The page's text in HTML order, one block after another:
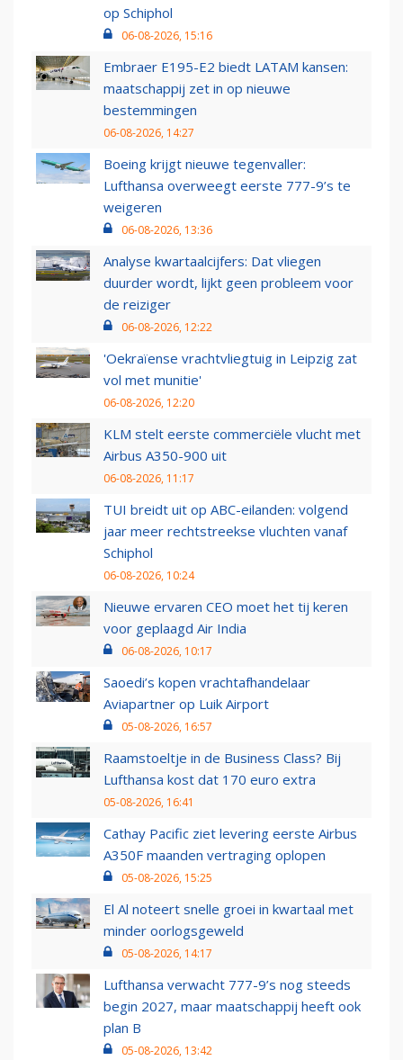
op Schiphol
06-08-2026, 15:16
Embraer E195-E2 biedt LATAM kansen:
maatschappij zet in op nieuwe
bestemmingen
06-08-2026, 14:27
Boeing krijgt nieuwe tegenvaller:
Lufthansa overweegt eerste 777-9’s te
weigeren
06-08-2026, 13:36
Analyse kwartaalcijfers: Dat vliegen
duurder wordt, lijkt geen probleem voor
de reiziger
06-08-2026, 12:22
'Oekraïense vrachtvliegtuig in Leipzig zat
vol met munitie'
06-08-2026, 12:20
KLM stelt eerste commerciële vlucht met
Airbus A350-900 uit
06-08-2026, 11:17
TUI breidt uit op ABC-eilanden: volgend
jaar meer rechtstreekse vluchten vanaf
Schiphol
06-08-2026, 10:24
Nieuwe ervaren CEO moet het tij keren
voor geplaagd Air India
06-08-2026, 10:17
Saoedi’s kopen vrachtafhandelaar
Aviapartner op Luik Airport
05-08-2026, 16:57
Raamstoeltje in de Business Class? Bij
Lufthansa kost dat 170 euro extra
05-08-2026, 16:41
Cathay Pacific ziet levering eerste Airbus
A350F maanden vertraging oplopen
05-08-2026, 15:25
El Al noteert snelle groei in kwartaal met
minder oorlogsgeweld
05-08-2026, 14:17
Lufthansa verwacht 777-9’s nog steeds
begin 2027, maar maatschappij heeft ook
plan B
05-08-2026, 13:42